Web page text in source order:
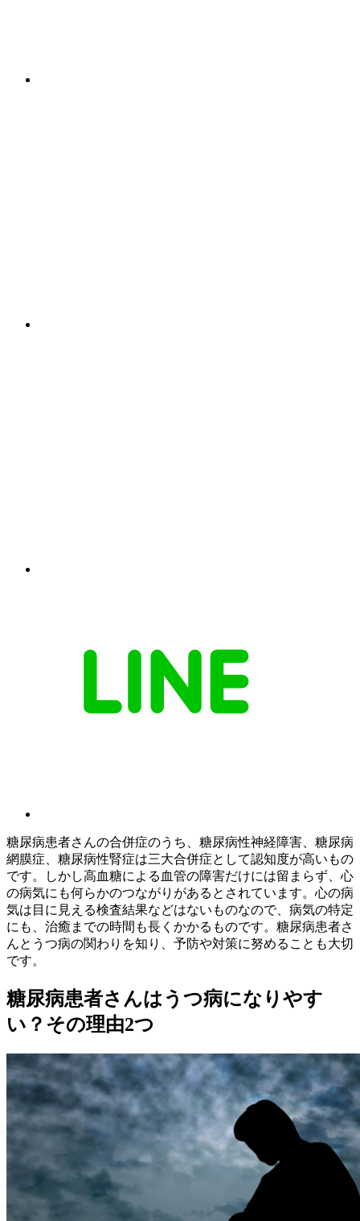
糖尿病患者さんの合併症のうち、糖尿病性神経障害、糖尿病
網膜症、糖尿病性腎症は三大合併症として認知度が高いもの
です。しかし高血糖による血管の障害だけには留まらず、心
の病気にも何らかのつながりがあるとされています。心の病
気は目に見える検査結果などはないものなので、病気の特定
にも、治癒までの時間も長くかかるものです。糖尿病患者さ
んとうつ病の関わりを知り、予防や対策に努めることも大切
です。
糖尿病患者さんはうつ病になりやす
い？その理由2つ